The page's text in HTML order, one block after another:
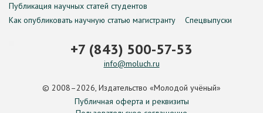
Публикация научных статей студентов
Как опубликовать научную статью магистранту
Спецвыпуски
+7 (843) 500-57-53
info@moluch.ru
© 2008–2026, Издательство «Молодой учёный»
Публичная оферта и реквизиты